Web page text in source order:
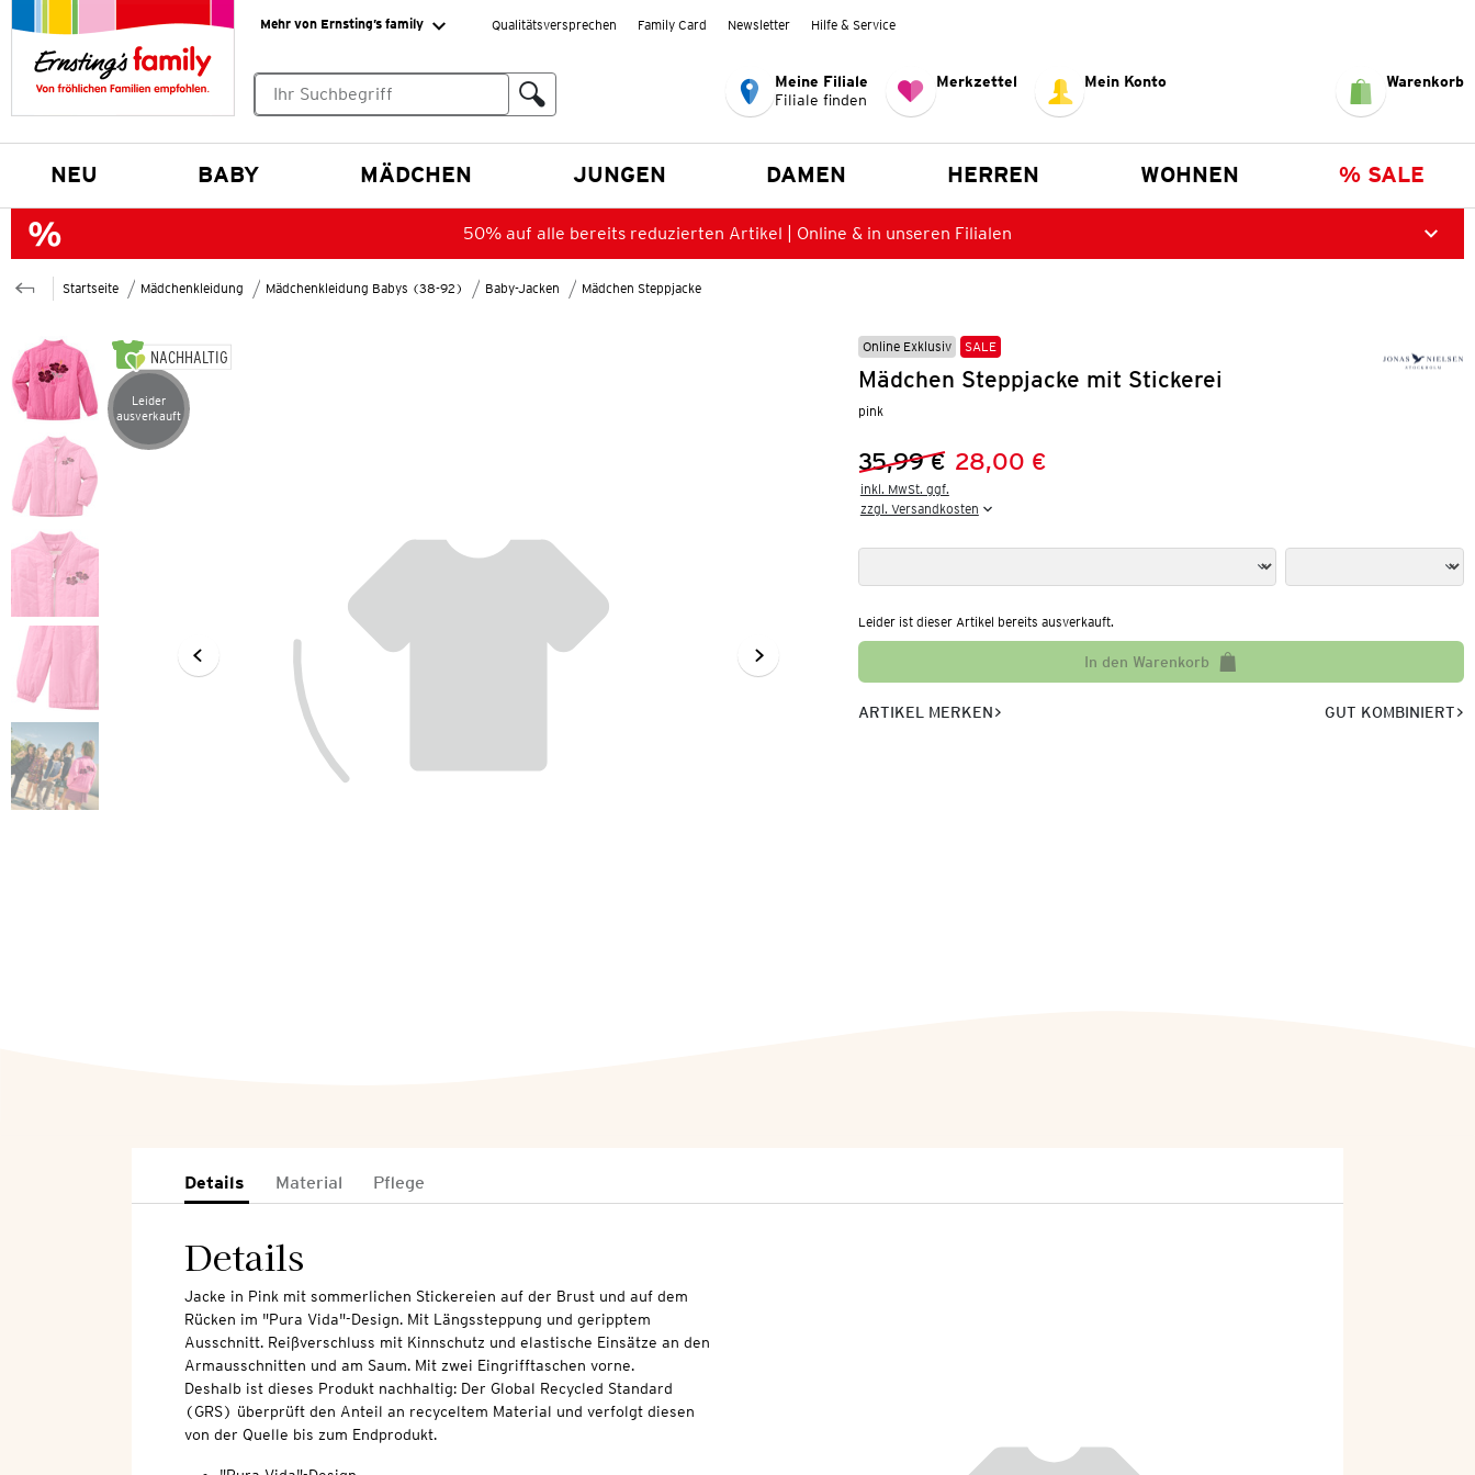
Mehr von Ernsting’s family Qualitätsversprechen Family Card Newsletter Hilfe & Service
Meine Filiale
Filiale finden
Merkzettel Mein Konto Warenkorb
NEU BABY MÄDCHEN JUNGEN DAMEN HERREN WOHNEN % SALE
50% auf alle bereits reduzierten Artikel | Online & in unseren Filialen
Startseite Mädchenkleidung Mädchenkleidung Babys (38-92) Baby-Jacken Mädchen Steppjacke
NACHHALTIG
Artikel leider ausverkauft
Leider
ausverkauft
Online Exklusiv SALE
Mädchen Steppjacke mit Stickerei
pink
Vorheriger Preis:
35,99 €
Neuer Preis:28,00 €
inkl. MwSt. ggf.
zzgl. Versandkosten
Leider ist dieser Artikel bereits ausverkauft.
In den Warenkorb
ARTIKEL MERKEN GUT KOMBINIERT
Details Material Pflege
Details
Jacke in Pink mit sommerlichen Stickereien auf der Brust und auf dem
Rücken im "Pura Vida"-Design. Mit Längssteppung und geripptem
Ausschnitt. Reißverschluss mit Kinnschutz und elastische Einsätze an den
Armausschnitten und am Saum. Mit zwei Eingrifftaschen vorne.
Deshalb ist dieses Produkt nachhaltig: Der Global Recycled Standard
(GRS) überprüft den Anteil an recyceltem Material und verfolgt diesen
von der Quelle bis zum Endprodukt.